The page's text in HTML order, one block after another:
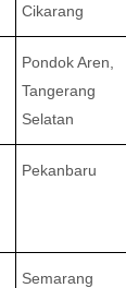
Cikarang
Pondok Aren,
Tangerang
Selatan
Pekanbaru
Semarang